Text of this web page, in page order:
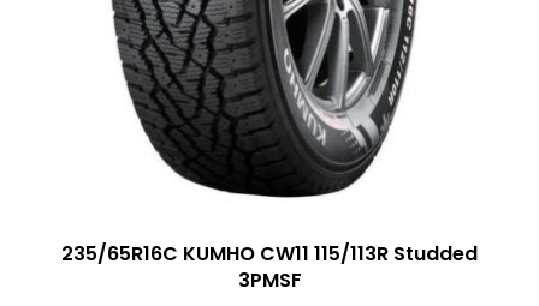
235/65R16C KUMHO CW11 115/113R Studded
3PMSF